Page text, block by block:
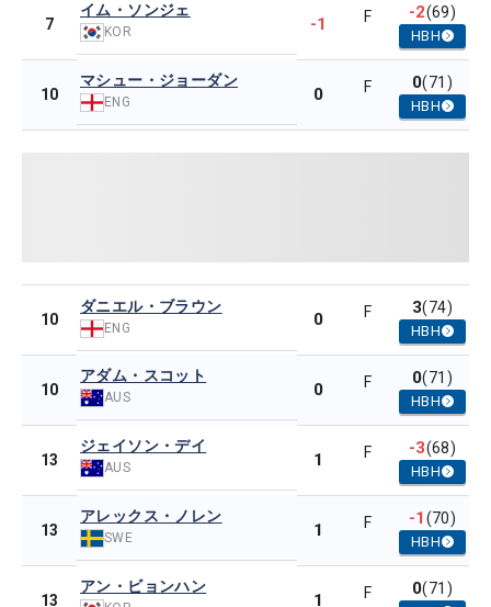
7
イム・ソンジェ
KOR -1 F -2(69)
HBH
10
マシュー・ジョーダン
ENG 0 F 0(71)
HBH
10
ダニエル・ブラウン
ENG 0 F 3(74)
HBH
10
アダム・スコット
AUS 0 F 0(71)
HBH
13
ジェイソン・デイ
AUS 1 F -3(68)
HBH
13
アレックス・ノレン
SWE 1 F -1(70)
HBH
13
アン・ビョンハン
1 F 0(71)